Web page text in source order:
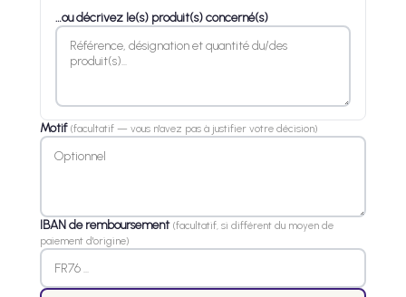
…ou décrivez le(s) produit(s) concerné(s)
Motif (facultatif — vous n'avez pas à justifier votre décision)
IBAN de remboursement (facultatif, si différent du moyen de
paiement d'origine)